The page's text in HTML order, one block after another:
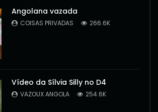
Angolana vazada
COISAS PRIVADAS 266.6K
Vídeo da Sílvia Silly no D4
VAZOUX ANGOLA 254.6K